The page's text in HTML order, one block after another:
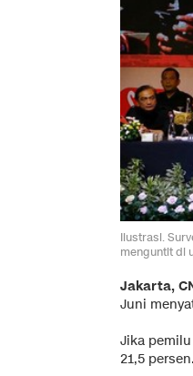
Ilustrasi.
menguntit di
Jakarta,
Juni
Jika
21,5